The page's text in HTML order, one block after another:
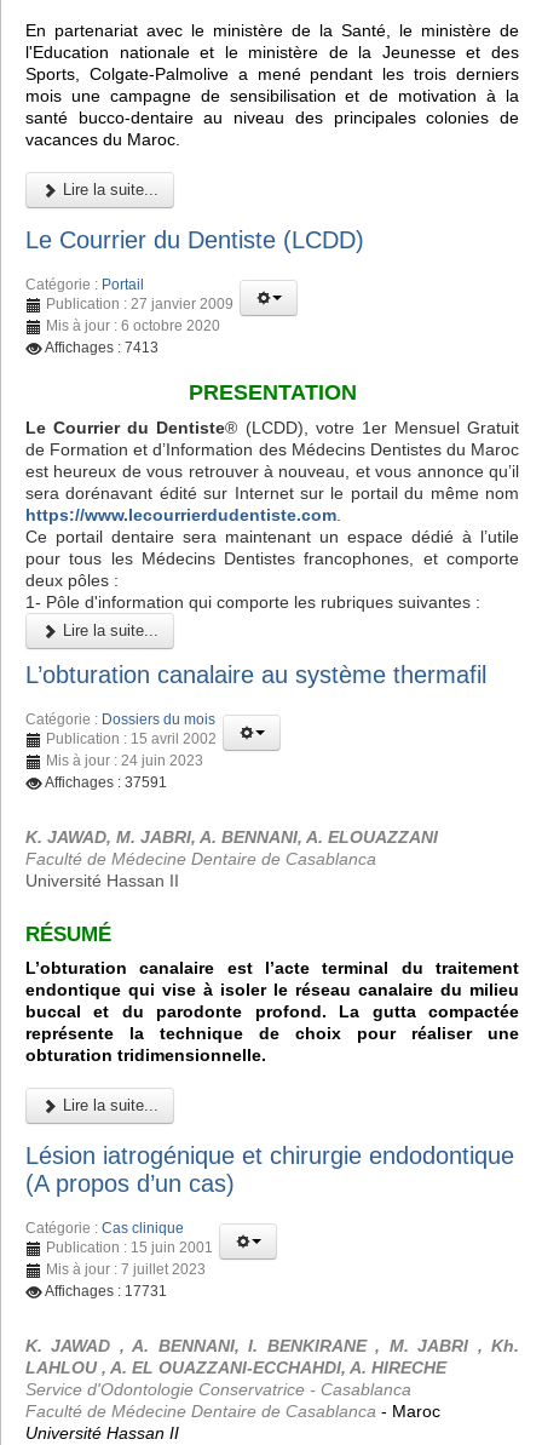
En partenariat avec le ministère de la Santé, le ministère de
l'Education nationale et le ministère de la Jeunesse et des
Sports, Colgate-Palmolive a mené pendant les trois derniers
mois une campagne de sensibilisation et de motivation à la
santé bucco-dentaire au niveau des principales colonies de
vacances du Maroc.
Lire la suite...
Le Courrier du Dentiste (LCDD)
Catégorie : Portail
Publication : 27 janvier 2009
Mis à jour : 6 octobre 2020
Affichages : 7413
PRESENTATION
Le Courrier du Dentiste® (LCDD), votre 1er Mensuel Gratuit
de Formation et d’Information des Médecins Dentistes du Maroc
est heureux de vous retrouver à nouveau, et vous annonce qu’il
sera dorénavant édité sur Internet sur le portail du même nom
https://www.lecourrierdudentiste.com
Ce portail dentaire sera maintenant un espace dédié à l’utile
pour tous les Médecins Dentistes francophones, et comporte
deux pôles :
1- Pôle d'information qui comporte les rubriques suivantes :
Lire la suite...
L’obturation canalaire au système thermafil
Catégorie : Dossiers du mois
Publication : 15 avril 2002
Mis à jour : 24 juin 2023
Affichages : 37591
K. JAWAD, M. JABRI, A. BENNANI, A. ELOUAZZANI
Faculté de Médecine Dentaire de Casablanca
Université Hassan II
RÉSUMÉ
L’obturation canalaire est l’acte terminal du traitement
endontique qui vise à isoler le réseau canalaire du milieu
buccal et du parodonte profond. La gutta compactée
représente la technique de choix pour réaliser une
obturation tridimensionnelle.
Lire la suite...
Lésion iatrogénique et chirurgie endodontique
(A propos d’un cas)
Catégorie : Cas clinique
Publication : 15 juin 2001
Mis à jour : 7 juillet 2023
Affichages : 17731
K. JAWAD , A. BENNANI, I. BENKIRANE , M. JABRI , Kh.
LAHLOU , A. EL OUAZZANI-ECCHAHDI, A. HIRECHE
Service d'Odontologie Conservatrice - Casablanca
Faculté de Médecine Dentaire de Casablanca - Maroc
Université Hassan II